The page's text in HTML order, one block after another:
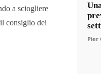
a sciogliere
consiglio dei
Pier